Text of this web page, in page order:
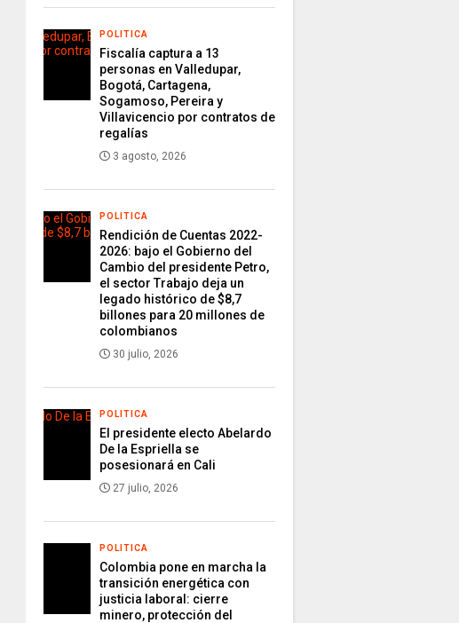
POLITICA
Fiscalía captura a 13
personas en Valledupar,
Bogotá, Cartagena,
Sogamoso, Pereira y
Villavicencio por contratos de
regalías
3 agosto, 2026
POLITICA
Rendición de Cuentas 2022-
2026: bajo el Gobierno del
Cambio del presidente Petro,
el sector Trabajo deja un
legado histórico de $8,7
billones para 20 millones de
colombianos
30 julio, 2026
POLITICA
El presidente electo Abelardo
De la Espriella se
posesionará en Cali
27 julio, 2026
POLITICA
Colombia pone en marcha la
transición energética con
justicia laboral: cierre
minero, protección del